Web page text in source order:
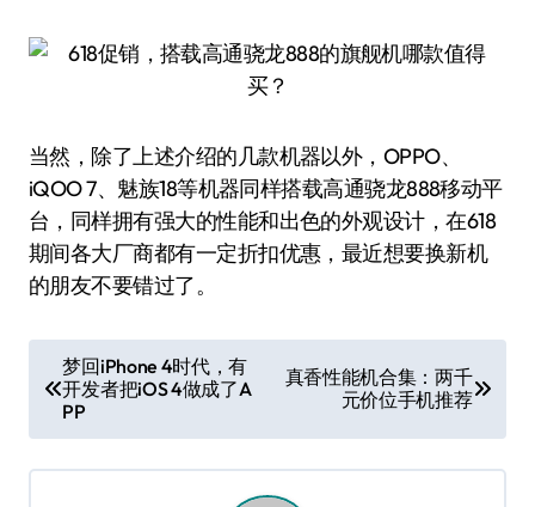
当然，除了上述介绍的几款机器以外，OPPO、
iQOO 7、魅族18等机器同样搭载高通骁龙888移动平
台，同样拥有强大的性能和出色的外观设计，在618
期间各大厂商都有一定折扣优惠，最近想要换新机
的朋友不要错过了。
章
导
航
梦回iPhone 4时代，有
开发者把iOS 4做成了A
PP
真香性能机合集：两千
元价位手机推荐